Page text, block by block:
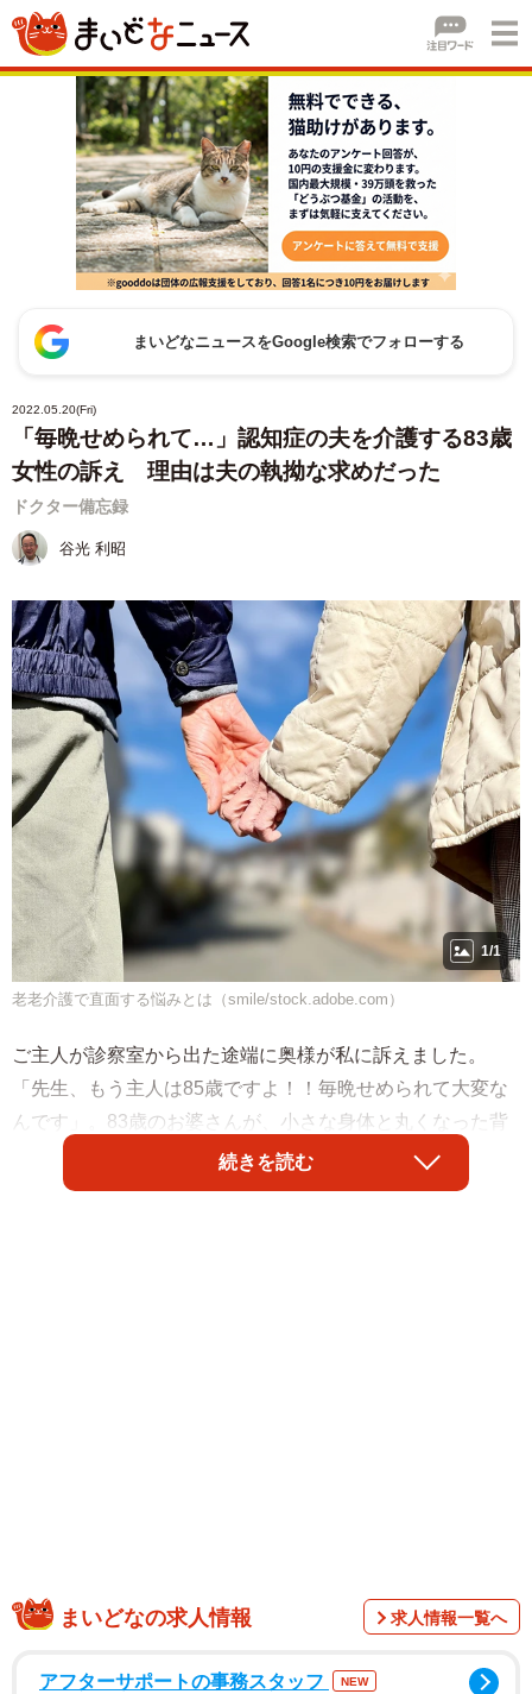
まいどなニュースをGoogle検索でフォローする
2022.05.20(Fri)
「毎晩せめられて…」認知症の夫を介護する83歳
女性の訴え 理由は夫の執拗な求めだった
ドクター備忘録
谷光 利昭
1/1
老老介護で直面する悩みとは（smile/stock.adobe.com）
ご主人が診察室から出た途端に奥様が私に訴えました。
「先生、もう主人は85歳ですよ！！毎晩せめられて大変な
んです」。83歳のお婆さんが、小さな身体と丸くなった背
中を震わせ、涙ながらに言うのです。
続きを読む
まいどなの求人情報 求人情報一覧へ
アフターサポートの事務スタッフ NEW